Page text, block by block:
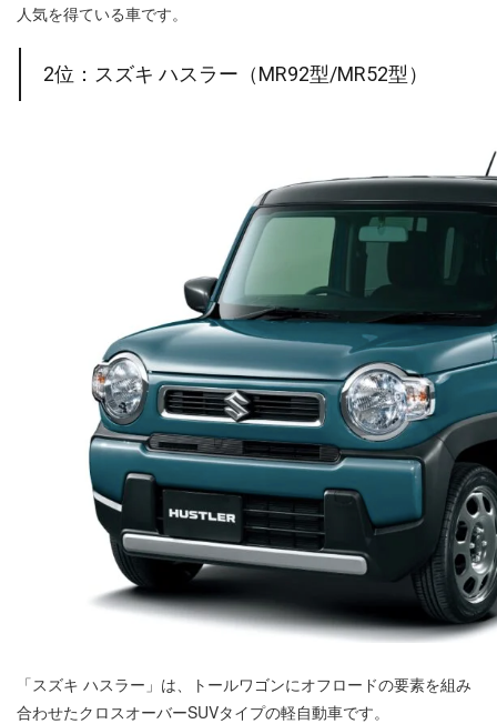
人気を得ている車です。
2位：スズキ ハスラー（MR92型/MR52型）
「スズキ ハスラー」は、トールワゴンにオフロードの要素を組み
合わせたクロスオーバーSUVタイプの軽自動車です。